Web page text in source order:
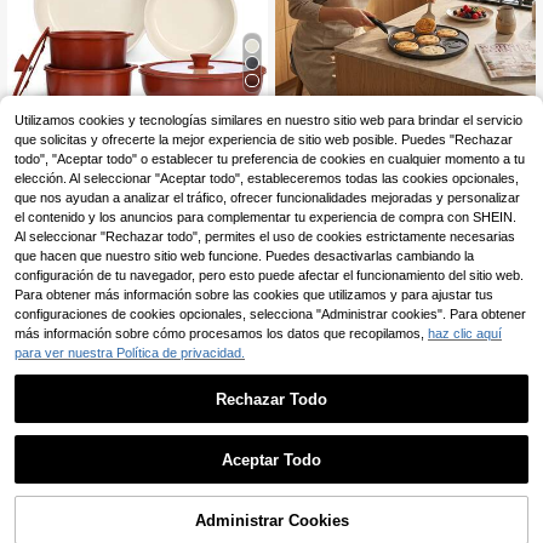
Ahorro de 1,60€
Almacén UE Juego de utensilios de c
ocina para camping GIPP: Hervidor
portátil para exteriores, sartén y par
rilla, ¡imprescindible para asar a la p
arrilla en el camping!
39,17€ -3% 40,77€
4-7 días hábiles
Almacén UE Ollas, sartenes y planch
as para camping
26,48€
ocina para camping GIPP: Hervidor
portátil para exteriores, sartén y par
rilla, ¡imprescindible para asar a la p
39
1
Utilizamos cookies y tecnologías similares en nuestro sitio web para brindar el servicio
que solicitas y ofrecerte la mejor experiencia de sitio web posible. Puedes "Rechazar
todo", "Aceptar todo" o establecer tu preferencia de cookies en cualquier momento a tu
elección. Al seleccionar "Aceptar todo", estableceremos todas las cookies opcionales,
que nos ayudan a analizar el tráfico, ofrecer funcionalidades mejoradas y personalizar
el contenido y los anuncios para complementar tu experiencia de compra con SHEIN.
Al seleccionar "Rechazar todo", permites el uso de cookies estrictamente necesarias
que hacen que nuestro sitio web funcione. Puedes desactivarlas cambiando la
configuración de tu navegador, pero esto puede afectar el funcionamiento del sitio web.
Para obtener más información sobre las cookies que utilizamos y para ajustar tus
configuraciones de cookies opcionales, selecciona "Administrar cookies". Para obtener
más información sobre cómo procesamos los datos que recopilamos, haz clic aquí
para ver nuestra Política de privacidad.
Rechazar Todo
Aceptar Todo
Administrar Cookies